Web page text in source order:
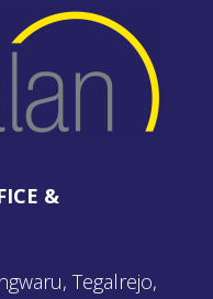
&
Tegalrejo,